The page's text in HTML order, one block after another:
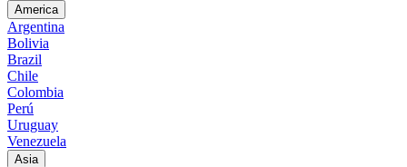
America
Argentina
Bolivia
Brazil
Chile
Colombia
Perú
Uruguay
Venezuela
Asia